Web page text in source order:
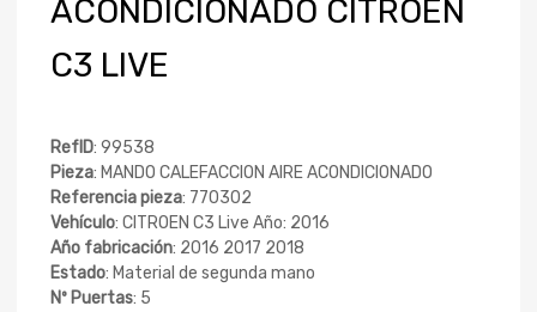
ACONDICIONADO CITROEN
C3 LIVE
RefID: 99538
Pieza: MANDO CALEFACCION AIRE ACONDICIONADO
Referencia pieza: 770302
Vehículo: CITROEN C3 Live Año: 2016
Año fabricación: 2016 2017 2018
Estado: Material de segunda mano
Nº Puertas: 5